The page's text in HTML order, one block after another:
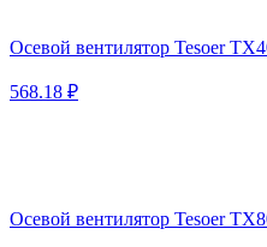
Осевой вентилятор Tesoer
568.18 ₽
Осевой вентилятор Tesoer